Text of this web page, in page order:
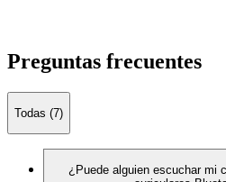
Preguntas frecuentes
Todas (7)
¿Puede alguien escuchar mi